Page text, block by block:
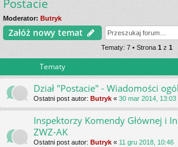
_L
IN
Postacie
Moderator: Butryk
Załóż nowy temat
Tematy: 7 • Strona 1 z 1
Tematy
Dział "Postacie" - Wiadomości
Ostatni post autor: Butryk « 30 mar 2014, 13:03
Inspektorzy Komendy Głównej i
ZWZ-AK
Ostatni post autor: Butryk « 11 gru 2018, 10:46